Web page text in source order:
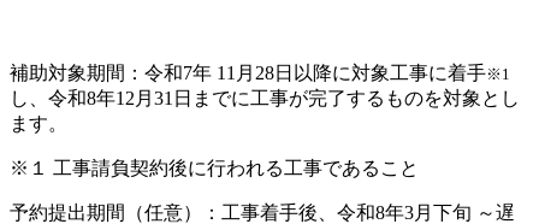
補助対象期間：令和7年 11月28日以降に対象工事に着手※1
し、令和8年12月31日までに工事が完了するものを対象とし
ます。
※１ 工事請負契約後に行われる工事であること
予約提出期間（任意）：工事着手後、令和8年3月下旬 ～遅